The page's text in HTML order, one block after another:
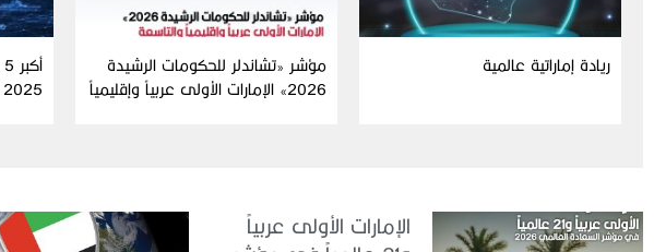
ريادة إماراتية عالمية
مؤشر «تشاندلر للحكومات الرشيدة
2026» الإمارات الأولى عربياً وإقليمياً
2025
الإمارات الأولى عربياً